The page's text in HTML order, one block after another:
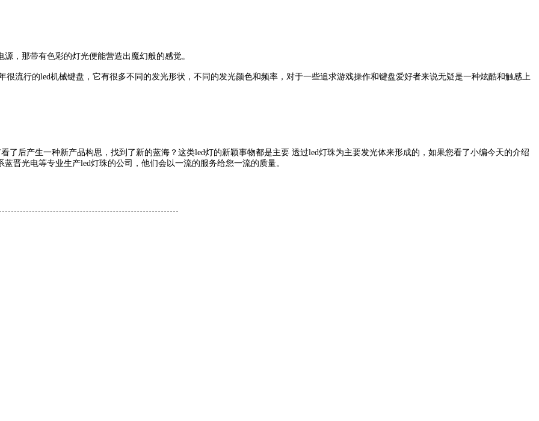
那带有色彩的灯光便能营造出魔幻般的感觉。
行的led机械键盘，它有很多不同的发光形状，不同的发光颜色和频率，对于一些追求游戏操作和键盘爱好者来说无疑是一种炫酷和触感上
产生一种新产品构思，找到了新的蓝海？这类led灯的新颖事物都是主要 透过led灯珠为主要发光体来形成的，如果您看了小编今天的介绍
晋光电等专业生产led灯珠的公司，他们会以一流的服务给您一流的质量。